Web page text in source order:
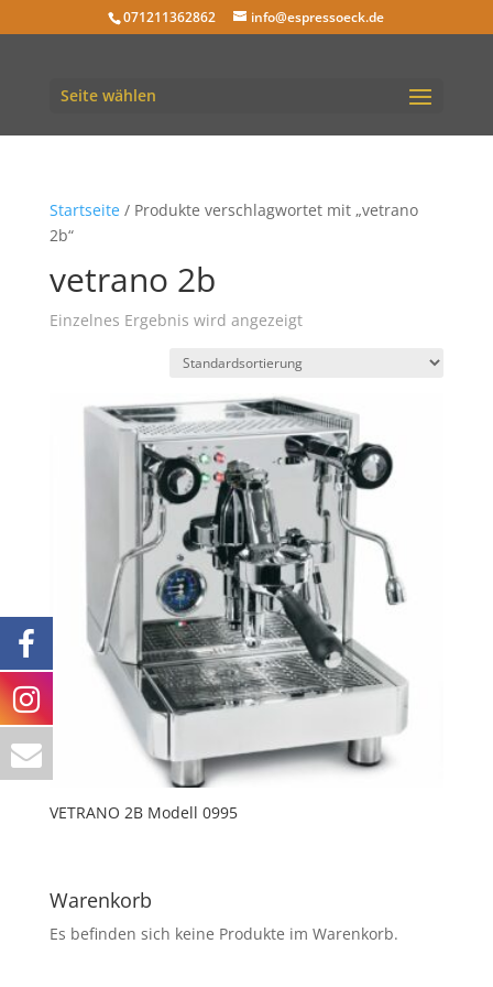
071211362862 info@espressoeck.de
Seite wählen
Startseite/ Produkte verschlagwortet mit „vetrano
2b“
vetrano 2b
Einzelnes Ergebnis wird angezeigt
VETRANO 2B Modell 0995
Warenkorb
Es befinden sich keine Produkte im Warenkorb.